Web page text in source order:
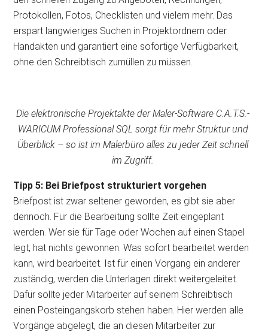
Protokollen, Fotos, Checklisten und vielem mehr. Das
erspart langwieriges Suchen in Projektordnern oder
Handakten und garantiert eine sofortige Verfügbarkeit,
ohne den Schreibtisch zumüllen zu müssen.
Die elektronische Projektakte der Maler-Software C.A.T.S.-
WARICUM Professional SQL sorgt für mehr Struktur und
Überblick – so ist im Malerbüro alles zu jeder Zeit schnell
im Zugriff.
Tipp 5: Bei Briefpost strukturiert vorgehen
Briefpost ist zwar seltener geworden, es gibt sie aber
dennoch. Für die Bearbeitung sollte Zeit eingeplant
werden. Wer sie für Tage oder Wochen auf einen Stapel
legt, hat nichts gewonnen. Was sofort bearbeitet werden
kann, wird bearbeitet. Ist für einen Vorgang ein anderer
zuständig, werden die Unterlagen direkt weitergeleitet.
Dafür sollte jeder Mitarbeiter auf seinem Schreibtisch
einen Posteingangskorb stehen haben. Hier werden alle
Vorgänge abgelegt, die an diesen Mitarbeiter zur